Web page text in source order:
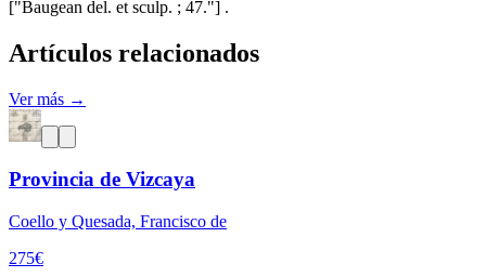
["Baugean del. et sculp. ; 47."] .
Artículos relacionados
Ver más →
Provincia de Vizcaya
Coello y Quesada, Francisco de
275€